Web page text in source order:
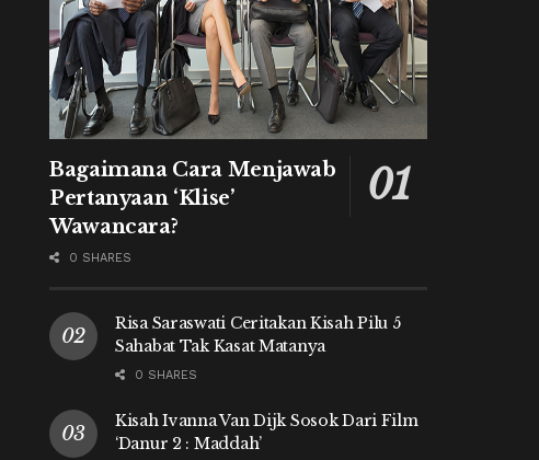
Bagaimana Cara Menjawab
Pertanyaan ‘Klise’
Wawancara?
0 SHARES
Risa Saraswati Ceritakan Kisah Pilu 5
Sahabat Tak Kasat Matanya
0 SHARES
Kisah Ivanna Van Dijk Sosok Dari Film
‘Danur 2 : Maddah’